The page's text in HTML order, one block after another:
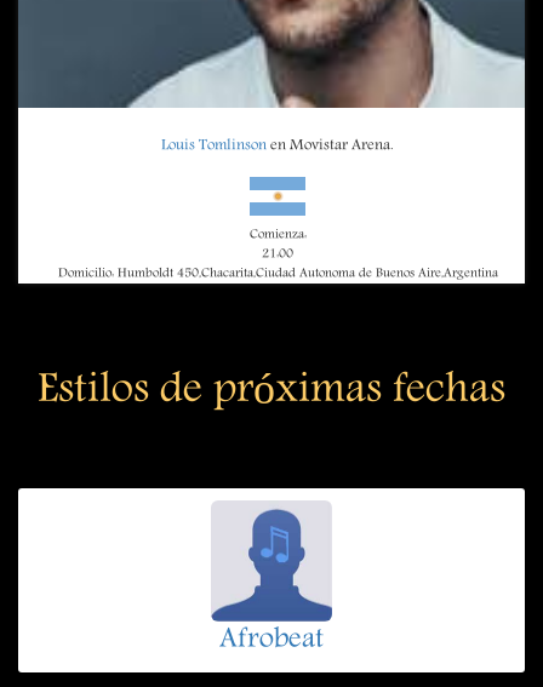
Louis Tomlinsonen Movistar Arena.
Comienza:
21:00
Domicilio: Humboldt 450,Chacarita,Ciudad Autonoma de Buenos Aire,Argentina
Estilos de próximas fechas
Afrobeat